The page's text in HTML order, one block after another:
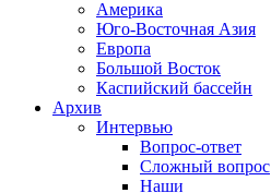
Америка
Юго-Восточная Азия
Европа
Большой Восток
Каспийский бассейн
Архив
Интервью
Вопрос-ответ
Сложный вопрос
Наши